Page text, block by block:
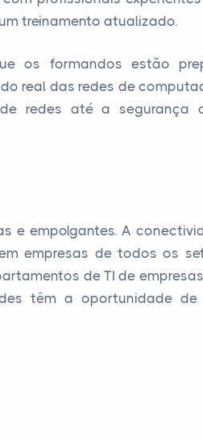
treinamento atualizado.
os formandos estão
real das redes de
redes até a segurança
e empolgantes. A
empresas de todos os
de TI de
têm a oportunidade